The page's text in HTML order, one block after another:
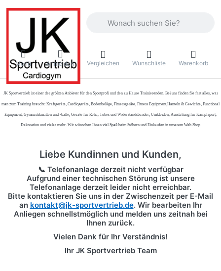
Menü Anmelden Vergleichen Wunschliste Warenkorb
JK Sportvertrieb ist einer der größten Anbieter für den Sportprofi und den zu Hause Trainierenden. Bei uns finden Sie fast alles, was
man zum Training braucht: Kraftgeräte, Cardiogeräte, Bodenbeläge, Fitnessgeräte, Fitness Equipment,Hanteln & Gewichte, Functional
Equipment, Gymnastikmatten und -bälle, Geräte für Reha, Tubes und Widerstandsbänder, Umkleiden, Ausstattung für Kampfsport,
Dekoration und vieles mehr. Wir wünschen Ihnen viel Spaß beim Stöbern und Einkaufen in unserem Web Shop
Liebe Kundinnen und Kunden,
📞 Telefonanlage derzeit nicht verfügbar
Aufgrund einer technischen Störung ist unsere
Telefonanlage derzeit leider nicht erreichbar.
Bitte kontaktieren Sie uns in der Zwischenzeit per E-Mail
an kontakt@jk-sportvertrieb.de. Wir bearbeiten Ihr
Anliegen schnellstmöglich und melden uns zeitnah bei
Ihnen zurück.
Vielen Dank für Ihr Verständnis!
Ihr JK Sportvertrieb Team